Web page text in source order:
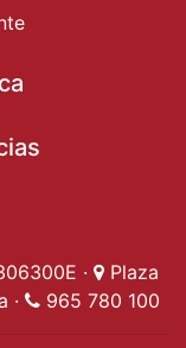
dede
Dénia
de Dénia
Actualidad
·
Plaza
·
965 780 100